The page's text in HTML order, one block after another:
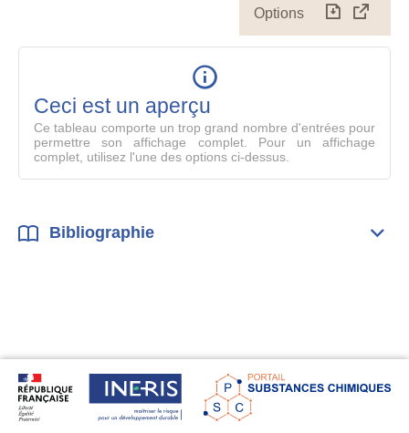
Options
le
Ceci est un aperçu
Ce tableau comporte un trop grand nombre d'entrées pour
permettre son affichage complet. Pour un affichage
complet, utilisez l'une des options ci-dessus.
Bibliographie